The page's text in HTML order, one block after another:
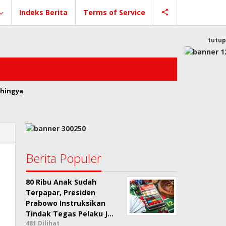
Indeks Berita Terms of Service
tutup
Berita Populer
80 Ribu Anak Sudah
Terpapar, Presiden
Prabowo Instruksikan
Tindak Tegas Pelaku J…
481 Dilihat